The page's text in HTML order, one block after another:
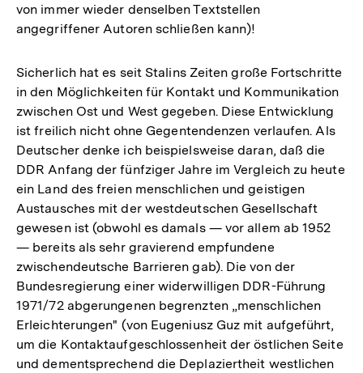
von immer wieder denselben Textstellen
angegriffener Autoren schließen kann)!
Sicherlich hat es seit Stalins Zeiten große Fortschritte
in den Möglichkeiten für Kontakt und Kommunikation
zwischen Ost und West gegeben. Diese Entwicklung
ist freilich nicht ohne Gegentendenzen verlaufen. Als
Deutscher denke ich beispielsweise daran, daß die
DDR Anfang der fünfziger Jahre im Vergleich zu heute
ein Land des freien menschlichen und geistigen
Austausches mit der westdeutschen Gesellschaft
gewesen ist (obwohl es damals — vor allem ab 1952
— bereits als sehr gravierend empfundene
zwischendeutsche Barrieren gab). Die von der
Bundesregierung einer widerwilligen DDR-Führung
1971/72 abgerungenen begrenzten „menschlichen
Erleichterungen" (von Eugeniusz Guz mit aufgeführt,
um die Kontaktaufgeschlossenheit der östlichen Seite
und dementsprechend die Deplaziertheit westlichen